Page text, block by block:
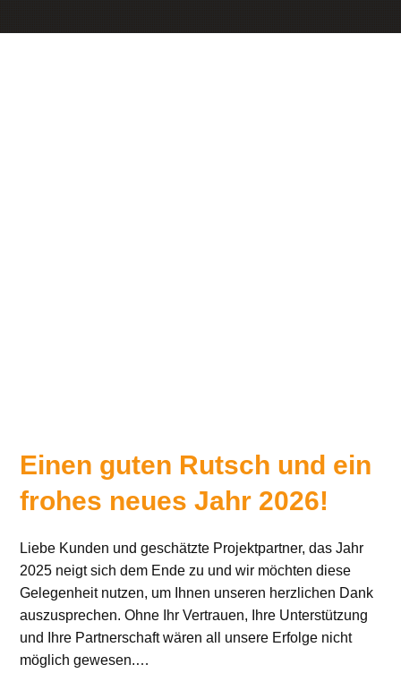
Einen guten Rutsch und ein
frohes neues Jahr 2026!
Liebe Kunden und geschätzte Projektpartner, das Jahr
2025 neigt sich dem Ende zu und wir möchten diese
Gelegenheit nutzen, um Ihnen unseren herzlichen Dank
auszusprechen. Ohne Ihr Vertrauen, Ihre Unterstützung
und Ihre Partnerschaft wären all unsere Erfolge nicht
möglich gewesen.…